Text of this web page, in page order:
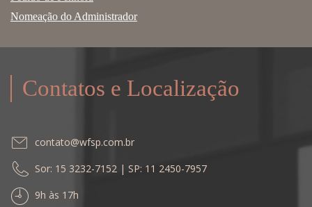
Nomeação do Administrador
Contatos e Localização
contato@wfsp.com.br
Sor: 15 3232-7152 | SP: 11 2450-7957
9h às 17h